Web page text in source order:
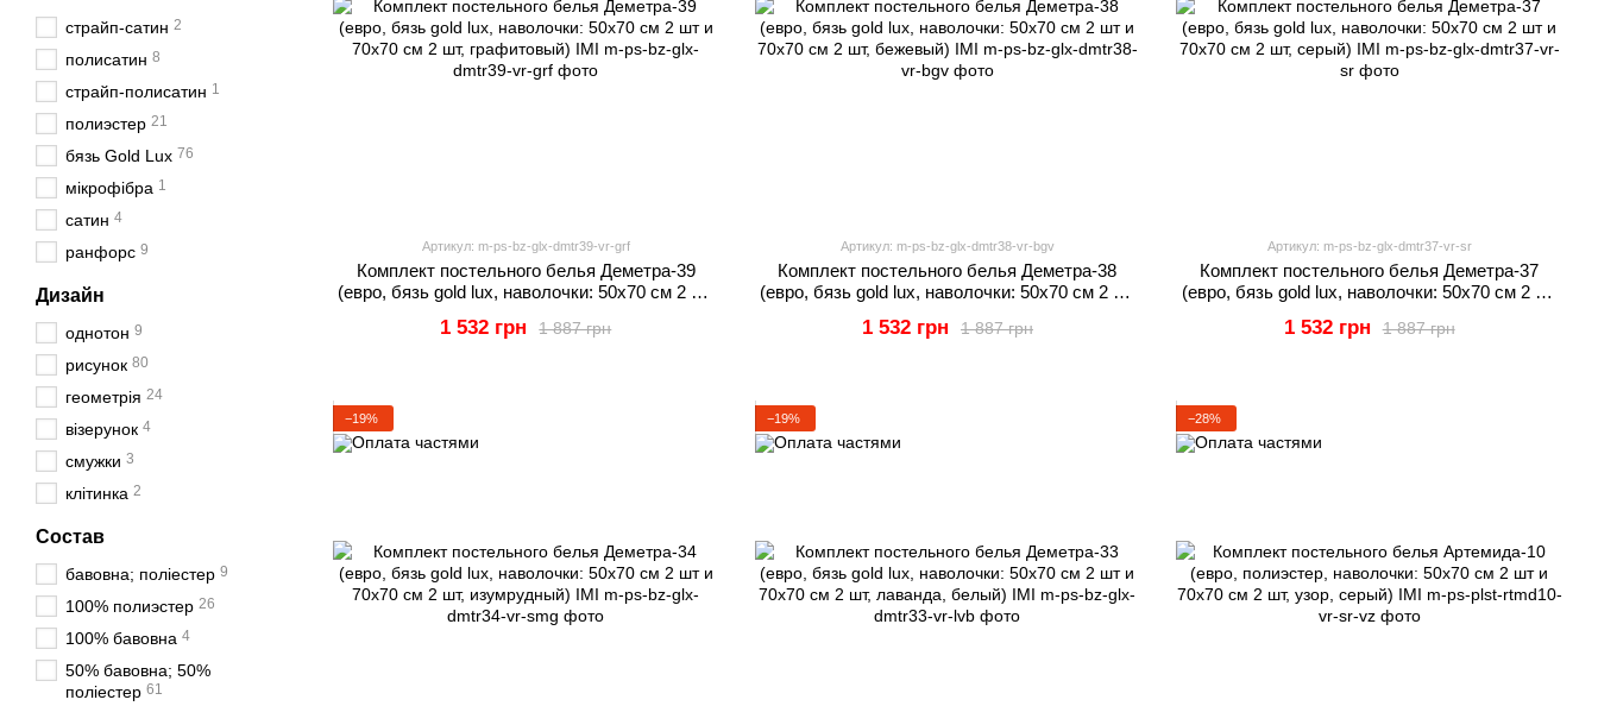
Артикул: m-ps-bz-glx-dmtr39-vr-grf
Комплект постельного белья Деметра-39
(евро, бязь gold lux, наволочки: 50х70 см 2 шт
1 887 грн
1 532 грн
Артикул: m-ps-bz-glx-dmtr38-vr-bgv
Комплект постельного белья Деметра-38
(евро, бязь gold lux, наволочки: 50х70 см 2 шт
1 887 грн
1 532 грн
Артикул: m-ps-bz-glx-dmtr37-vr-sr
Комплект постельного белья Деметра-37
(евро, бязь gold lux, наволочки: 50х70 см 2 шт
1 887 грн
1 532 грн
−19% −19% −28%
страйп-сатин 2
полисатин 8
страйп-полисатин 1
полиэстер 21
бязь Gold Lux 76
мікрофібра 1
сатин 4
ранфорс 9
Дизайн
однотон 9
рисунок 80
геометрія 24
візерунок 4
смужки 3
клітинка 2
Состав
бавовна; поліестер 9
100% полиэстер 26
100% бавовна 4
50% бавовна; 50%
поліестер 61